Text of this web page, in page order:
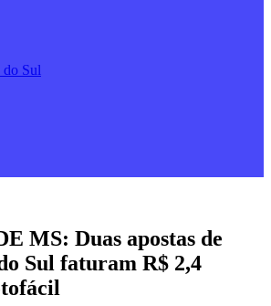
Sul
MS: Duas apostas de
Sul faturam R$ 2,4